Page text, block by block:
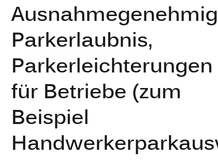
Parkerlaubnis,
Parkerleichterungen
für Betriebe (zum
Beispiel